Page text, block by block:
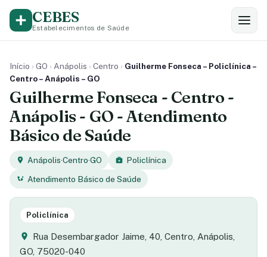
CEBES
Estabelecimentos de Saúde
Início › GO › Anápolis › Centro › Guilherme Fonseca – Policlínica –
Centro – Anápolis – GO
Guilherme Fonseca - Centro -
Anápolis - GO - Atendimento
Básico de Saúde
Anápolis·Centro·GO
Policlínica
Atendimento Básico de Saúde
Policlínica
Rua Desembargador Jaime, 40, Centro, Anápolis,
GO, 75020-040